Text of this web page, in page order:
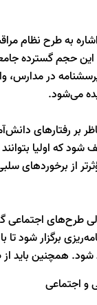
حجم گسترده
در
می‌شود.
بر رفتارهای
شود که اولیا
از
مالی طرح‌های
برگزار شود
شود. همچنین باید
و اجتماعی